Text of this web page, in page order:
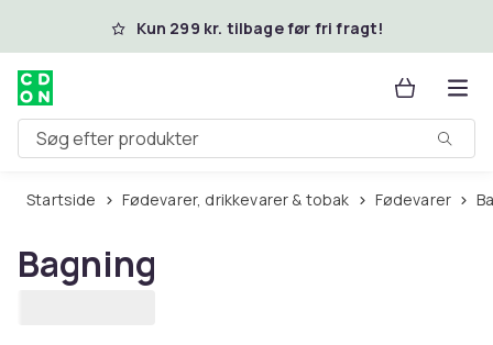
Spring til hovedindhold
Kun 299 kr. tilbage før fri fragt!
Søg efter produkter
Startside Fødevarer, drikkevarer & tobak Fødevarer
Bagning